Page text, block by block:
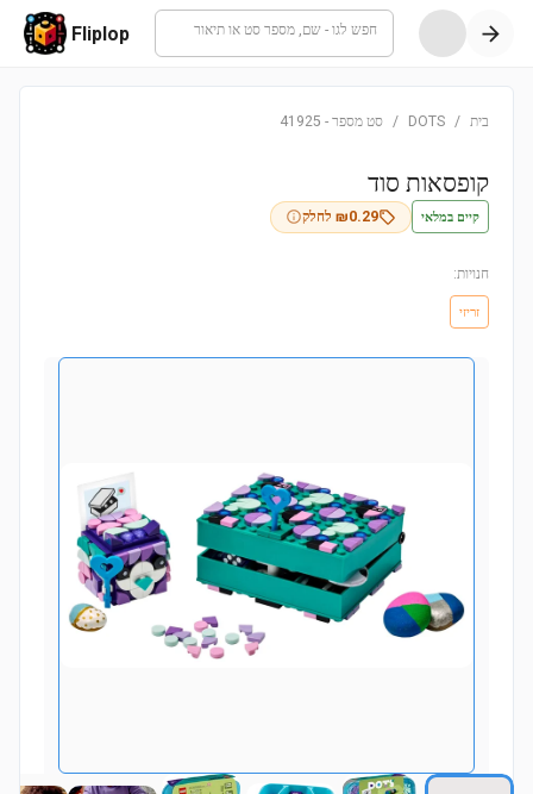
חפש לגו - שם, מספר סט או תיאור Fliplop
בית /
DOTS
/ סט מספר -
41925
קופסאות סוד
קיים במלאי ₪0.29 לחלק
חנויות:
זריזי